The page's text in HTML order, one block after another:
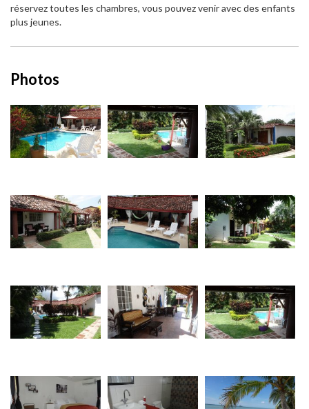
réservez toutes les chambres, vous pouvez venir avec des enfants
plus jeunes.
Photos